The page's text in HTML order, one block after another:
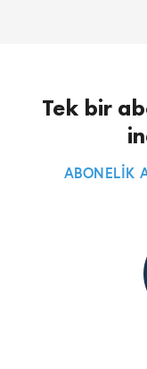
Tek bir
ABONELİK